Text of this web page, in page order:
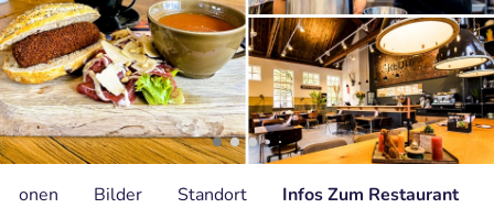
Bilder Standort Infos Zum Restaurant